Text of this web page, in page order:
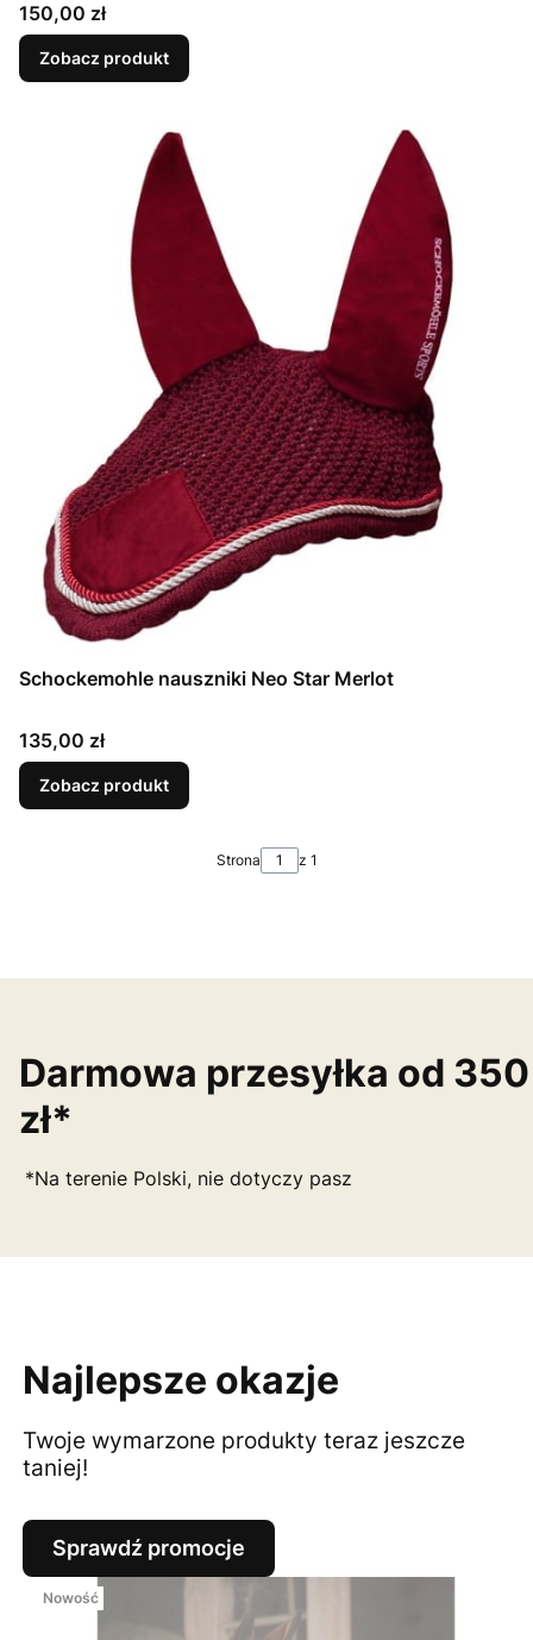
Cena
150,00 zł
Zobacz produkt
Schockemohle nauszniki Neo Star Merlot
Cena
135,00 zł
Zobacz produkt
Strona z 1
Darmowa przesyłka od 350
zł*
*Na terenie Polski, nie dotyczy pasz
Najlepsze okazje
Twoje wymarzone produkty teraz jeszcze
taniej!
Sprawdź promocje
Nowość